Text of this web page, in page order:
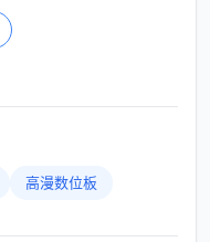
高漫数位板